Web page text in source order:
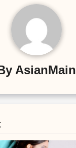
AsianMain